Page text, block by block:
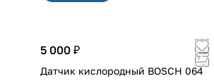
5 000 ₽
Датчик кислородный BOSCH 064